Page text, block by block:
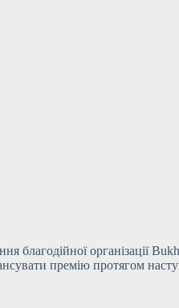
благодійної організації
премію протягом